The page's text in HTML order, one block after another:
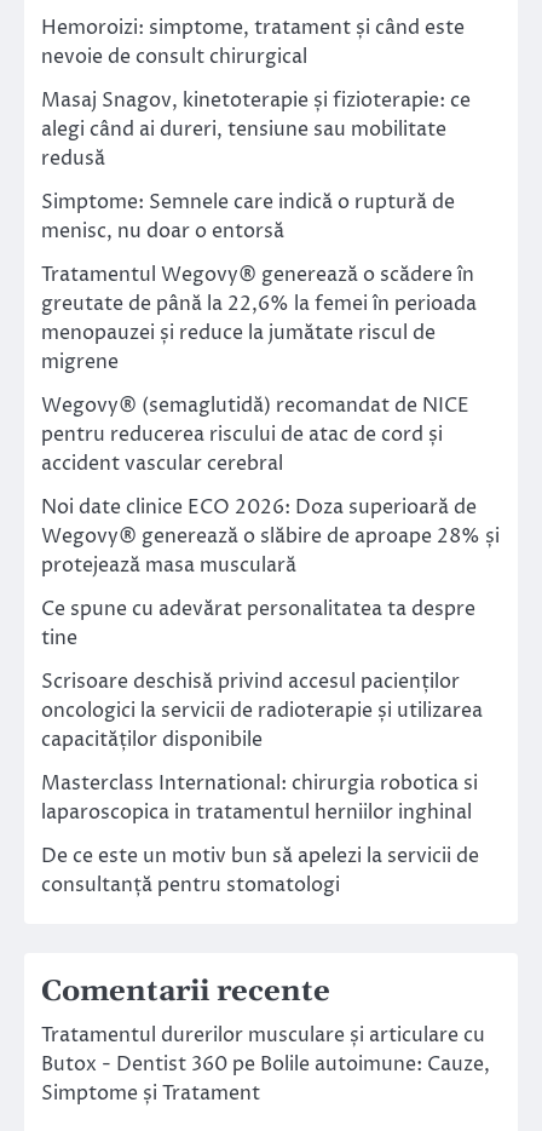
Hemoroizi: simptome, tratament și când este
nevoie de consult chirurgical
Masaj Snagov, kinetoterapie și fizioterapie: ce
alegi când ai dureri, tensiune sau mobilitate
redusă
Simptome: Semnele care indică o ruptură de
menisc, nu doar o entorsă
Tratamentul Wegovy® generează o scădere în
greutate de până la 22,6% la femei în perioada
menopauzei și reduce la jumătate riscul de
migrene
Wegovy® (semaglutidă) recomandat de NICE
pentru reducerea riscului de atac de cord și
accident vascular cerebral
Noi date clinice ECO 2026: Doza superioară de
Wegovy® generează o slăbire de aproape 28% și
protejează masa musculară
Ce spune cu adevărat personalitatea ta despre
tine
Scrisoare deschisă privind accesul pacienților
oncologici la servicii de radioterapie și utilizarea
capacităților disponibile
Masterclass International: chirurgia robotica si
laparoscopica in tratamentul herniilor inghinal
De ce este un motiv bun să apelezi la servicii de
consultanță pentru stomatologi
Comentarii recente
Tratamentul durerilor musculare și articulare cu
Butox - Dentist 360 pe Bolile autoimune: Cauze,
Simptome și Tratament